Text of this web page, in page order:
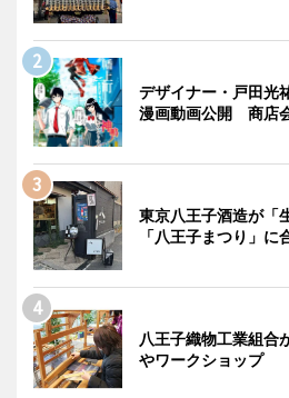
デザイナー・戸田光
漫画動画公開 商店
東京八王子酒造が「
「八王子まつり」に
八王子織物工業組
やワークショップ